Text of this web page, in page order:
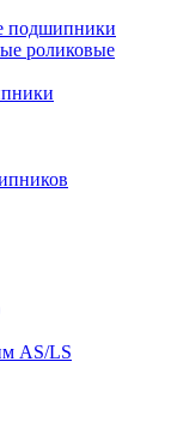
подшипники
роликовые
AS/LS